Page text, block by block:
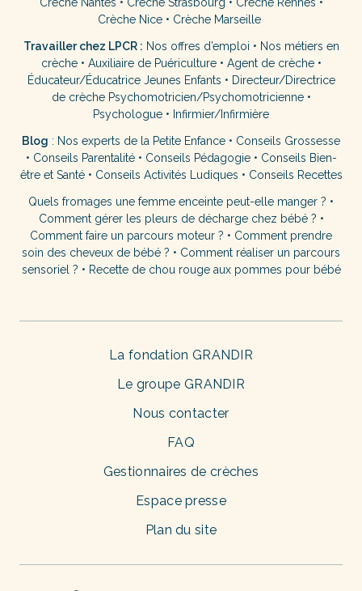
Crèche Nice • Crèche Marseille
Travailler chez LPCR : Nos offres d’emploi • Nos métiers en
crèche• Auxiliaire de Puériculture• Agent de crèche•
Éducateur/Éducatrice Jeunes Enfants • Directeur/Directrice
de crèche Psychomotricien/Psychomotricienne•
Psychologue • Infirmier/Infirmière
Blog : Nos experts de la Petite Enfance • Conseils Grossesse
• Conseils Parentalité• Conseils Pédagogie• Conseils Bien-
être et Santé• Conseils Activités Ludiques • Conseils Recettes
Quels fromages une femme enceinte peut-elle manger ? •
Comment gérer les pleurs de décharge chez bébé ? •
Comment faire un parcours moteur ? • Comment prendre
soin des cheveux de bébé ? • Comment réaliser un parcours
sensoriel ? • Recette de chou rouge aux pommes pour bébé
La fondation GRANDIR
Le groupe GRANDIR
Nous contacter
FAQ
Gestionnaires de crèches
Espace presse
Plan du site